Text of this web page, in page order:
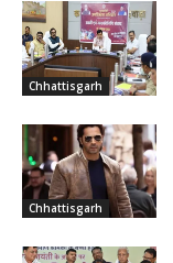
Chhattisgarh
Chhattisgarh